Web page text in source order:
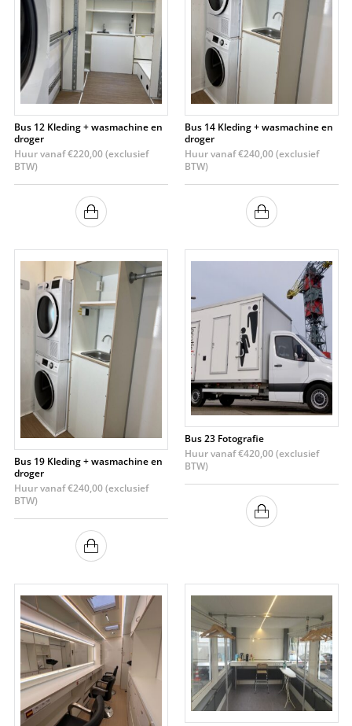
Bus 12 Kleding + wasmachine en
droger
Huur vanaf€220,00(exclusief
BTW)
Bus 14 Kleding + wasmachine en
droger
Huur vanaf€240,00(exclusief
BTW)
Bus 19 Kleding + wasmachine en
droger
Huur vanaf€240,00(exclusief
BTW)
Bus 23 Fotografie
Huur vanaf€420,00(exclusief
BTW)